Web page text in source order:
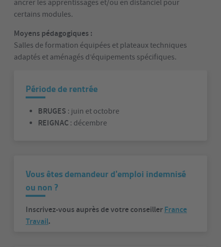
ancrer les apprentissages et/ou en distanciel pour
certains modules.
Moyens pédagogiques :
Salles de formation équipées et plateaux techniques
adaptés et aménagés d’équipements spécifiques.
Période de rentrée
BRUGES : juin et octobre
REIGNAC : décembre
Vous êtes demandeur d'emploi indemnisé
ou non ?
Inscrivez-vous auprès de votre conseillerFrance
Travail.